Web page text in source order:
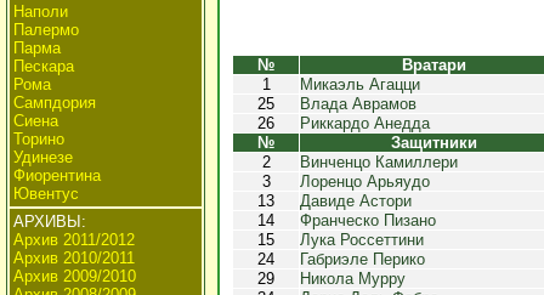
Наполи
Палермо
Парма
Пескара
Рома
Сампдория
Сиена
Торино
Удинезе
Фиорентина
Ювентус
АРХИВЫ:
Архив 2011/2012
Архив 2010/2011
Архив 2009/2010
№
Вратари
1
Микаэль Агацци
25
Влада Аврамов
26
Риккардо Анедда
№
Защитники
2
Винченцо Камиллери
3
Лоренцо Арьяудо
13
Давиде Астори
14
Франческо Пизано
15
Лука Россеттини
24
Габриэле Перико
29
Никола Мурру